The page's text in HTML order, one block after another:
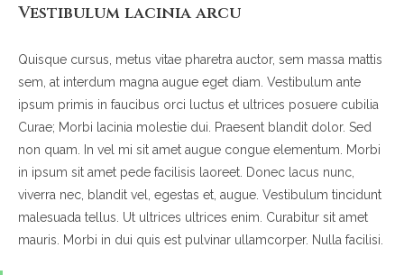
Vestibulum lacinia arcu
Quisque cursus, metus vitae pharetra auctor, sem massa mattis
sem, at interdum magna augue eget diam. Vestibulum ante
ipsum primis in faucibus orci luctus et ultrices posuere cubilia
Curae; Morbi lacinia molestie dui. Praesent blandit dolor. Sed
non quam. In vel mi sit amet augue congue elementum. Morbi
in ipsum sit amet pede facilisis laoreet. Donec lacus nunc,
viverra nec, blandit vel, egestas et, augue. Vestibulum tincidunt
malesuada tellus. Ut ultrices ultrices enim. Curabitur sit amet
mauris. Morbi in dui quis est pulvinar ullamcorper. Nulla facilisi.